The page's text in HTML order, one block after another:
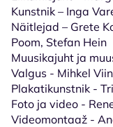
Kunstnik – Inga
Näitlejad – Grete
Poom, Stefan Hein
Muusikajuht ja
Valgus - Mihkel
Plakatikunstnik -
Foto ja video -
Videomontaaž -